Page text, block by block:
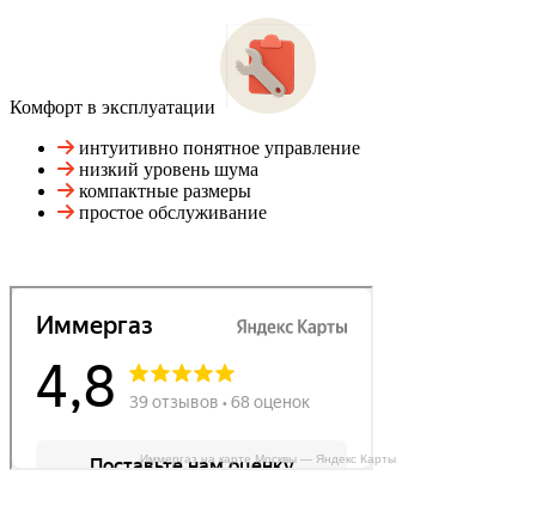
Комфорт в эксплуатации
интуитивно понятное управление
низкий уровень шума
компактные размеры
простое обслуживание
Иммергаз на карте Москвы — Яндекс Карты